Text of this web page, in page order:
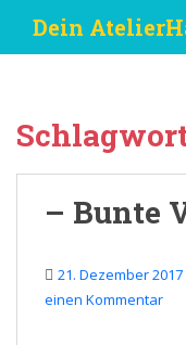
i
Dein
– Bunte
21. Dezember 2017
einen Kommentar